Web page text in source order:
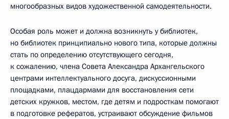
многообразных видов художественной самодеятельности.
Особая роль может и должна возникнуть у библиотек,
но библиотек принципиально нового типа, которые должны
стать по определению отсутствующего сегодня,
к сожалению, члена Совета Александра Архангельского
центрами интеллектуального досуга, дискуссионными
площадками, плацдармами для восстановления сети
детских кружков, местом, где детям и подросткам помогают
в подготовке рефератов, устраивают обсуждение фильмов